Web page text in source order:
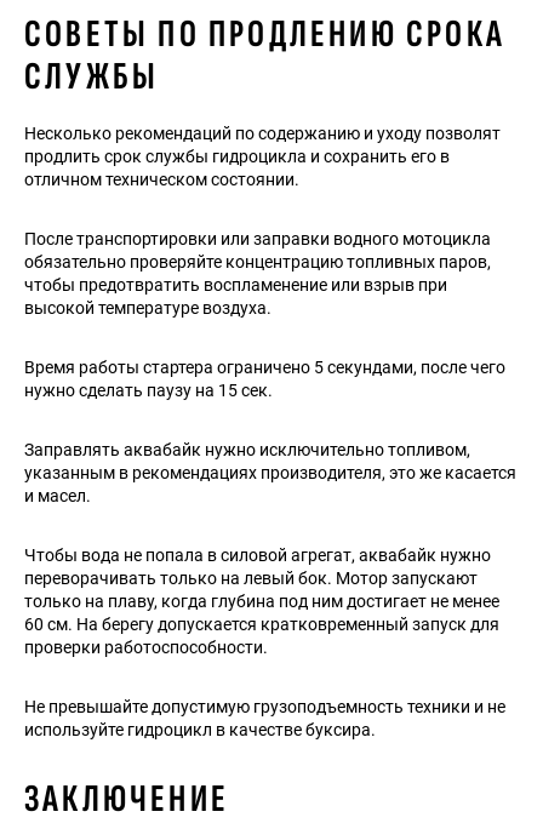
СОВЕТЫ ПО ПРОДЛЕНИЮ СРОКА
СЛУЖБЫ
Несколько рекомендаций по содержанию и уходу позволят
продлить срок службы гидроцикла и сохранить его в
отличном техническом состоянии.
После транспортировки или заправки водного мотоцикла
обязательно проверяйте концентрацию топливных паров,
чтобы предотвратить воспламенение или взрыв при
высокой температуре воздуха.
Время работы стартера ограничено 5 секундами, после чего
нужно сделать паузу на 15 сек.
Заправлять аквабайк нужно исключительно топливом,
указанным в рекомендациях производителя, это же касается
и масел.
Чтобы вода не попала в силовой агрегат, аквабайк нужно
переворачивать только на левый бок. Мотор запускают
только на плаву, когда глубина под ним достигает не менее
60 см. На берегу допускается кратковременный запуск для
проверки работоспособности.
Не превышайте допустимую грузоподъемность техники и не
используйте гидроцикл в качестве буксира.
ЗАКЛЮЧЕНИЕ